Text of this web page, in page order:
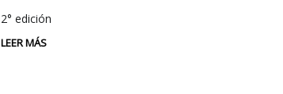
2° edición
LEER MÁS